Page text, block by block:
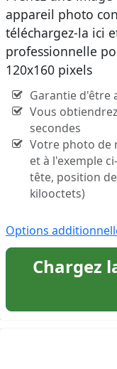
appareil photo
téléchargez-la ici
professionnelle
120x160 pixels
Garantie d'être
Vous
secondes
Votre photo de
et à l'exemple
tête, position
kilooctets)
Options
Chargez